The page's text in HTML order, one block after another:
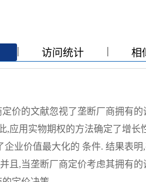
|| 访问统计 || 相
价的文献忽视了垄断厂商拥有
,应用实物期权的方法确定了增
企业价值最大化的 条件. 结果表
且,当垄断厂商定价考虑其拥有